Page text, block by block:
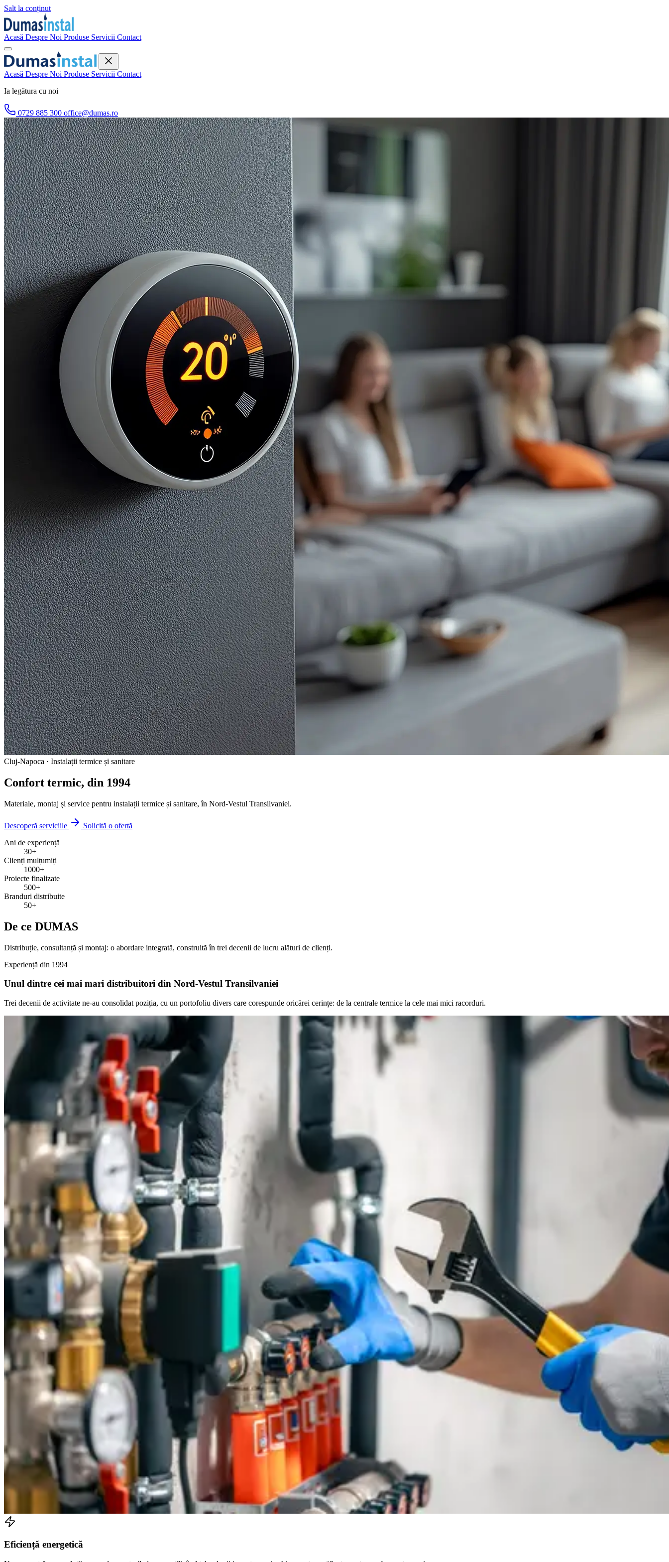
Salt la conținut
Acasă Despre Noi Produse Servicii Contact
Acasă Despre Noi Produse Servicii Contact
Ia legătura cu noi
0729 885 300 office@dumas.ro
Cluj-Napoca · Instalații termice și sanitare
Confort termic, din 1994
Materiale, montaj și service pentru instalații termice și sanitare, în Nord-Vestul Transilvaniei.
Descoperă serviciile
Solicită o ofertă
Ani de experiență
30+
Clienți mulțumiți
1000+
Proiecte finalizate
500+
Branduri distribuite
50+
De ce DUMAS
Distribuție, consultanță și montaj: o abordare integrată, construită în trei decenii de lucru alături de clienți.
Experiență din 1994
Unul dintre cei mai mari distribuitori din Nord-Vestul Transilvaniei
Trei decenii de activitate ne-au consolidat poziția, cu un portofoliu divers care corespunde oricărei cerințe: de la centrale termice la cele mai mici racorduri.
Eficiență energetică